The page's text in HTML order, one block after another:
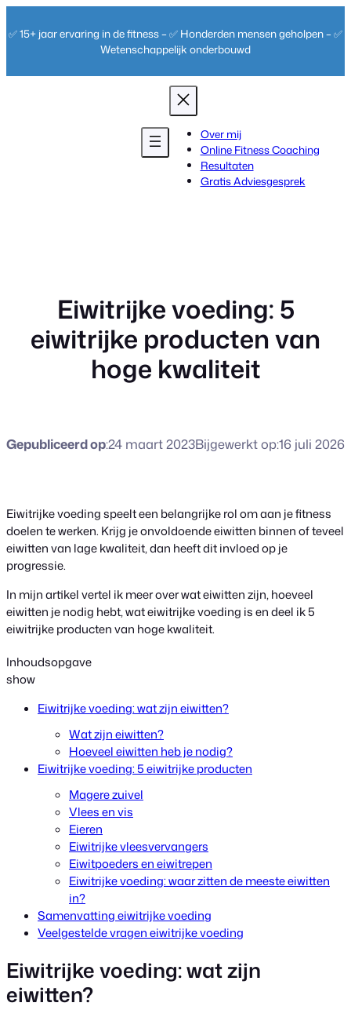
naar
✅ 15+ jaar ervaring in de fitness – ✅ Honderden mensen geholpen – ✅
Wetenschappelijk onderbouwd
Over mij
Online Fitness Coaching
Resultaten
Gratis Adviesgesprek
Eiwitrijke voeding: 5
eiwitrijke producten van
hoge kwaliteit
Gepubliceerd op:24 maart 2023Bijgewerkt op:16 juli 2026
Eiwitrijke voeding speelt een belangrijke rol om aan je fitness
doelen te werken. Krijg je onvoldoende eiwitten binnen of teveel
eiwitten van lage kwaliteit, dan heeft dit invloed op je
progressie.
In mijn artikel vertel ik meer over wat eiwitten zijn, hoeveel
eiwitten je nodig hebt, wat eiwitrijke voeding is en deel ik 5
eiwitrijke producten van hoge kwaliteit.
Inhoudsopgave
show
Eiwitrijke voeding: wat zijn eiwitten?
Wat zijn eiwitten?
Hoeveel eiwitten heb je nodig?
Eiwitrijke voeding: 5 eiwitrijke producten
Magere zuivel
Vlees en vis
Eieren
Eiwitrijke vleesvervangers
Eiwitpoeders en eiwitrepen
Eiwitrijke voeding: waar zitten de meeste eiwitten
in?
Samenvatting eiwitrijke voeding
Veelgestelde vragen eiwitrijke voeding
Eiwitrijke voeding: wat zijn
eiwitten?